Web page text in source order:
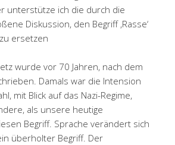
unterstütze ich die durch die
Diskussion, den Begriff ,Rasse‘
ersetzen
wurde vor 70 Jahren, nach dem
Damals war die Intension
mit Blick auf das Nazi-Regime,
als unsere heutige
Begriff. Sprache verändert sich
überholter Begriff. Der